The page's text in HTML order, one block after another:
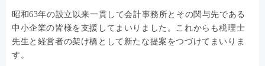
昭和63年の設立以来一貫して会計事務所とその関与先である
中小企業の皆様を支援してまいりました。これからも税理士
先生と経営者の架け橋として新たな提案をつづけてまいりま
す。